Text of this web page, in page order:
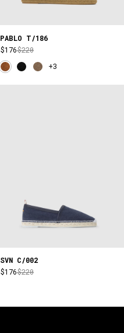
PABLO T/186
$176$220
+3
SVN C/002
$176$220